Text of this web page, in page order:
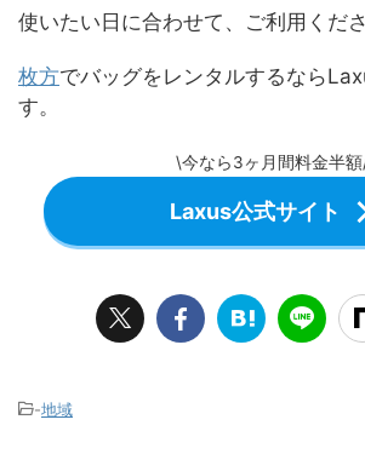
使いたい日に合わせて、ご利用くださ
枚方でバッグをレンタルするなら
す。
\今なら3ヶ月間料金半
Laxus公式サイト
-地域